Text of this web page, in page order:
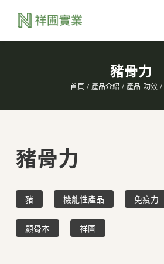
豬骨力
首頁 產品介紹 產品-功效
豬骨力
豬 機能性產品 免疫力
顧骨本 祥圃